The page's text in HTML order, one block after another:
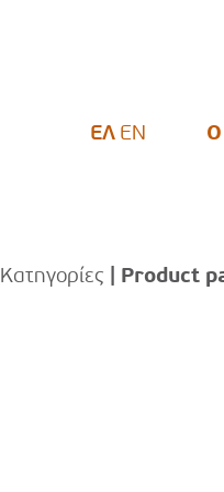
ΕΛ EN
Κατηγορίες | Product